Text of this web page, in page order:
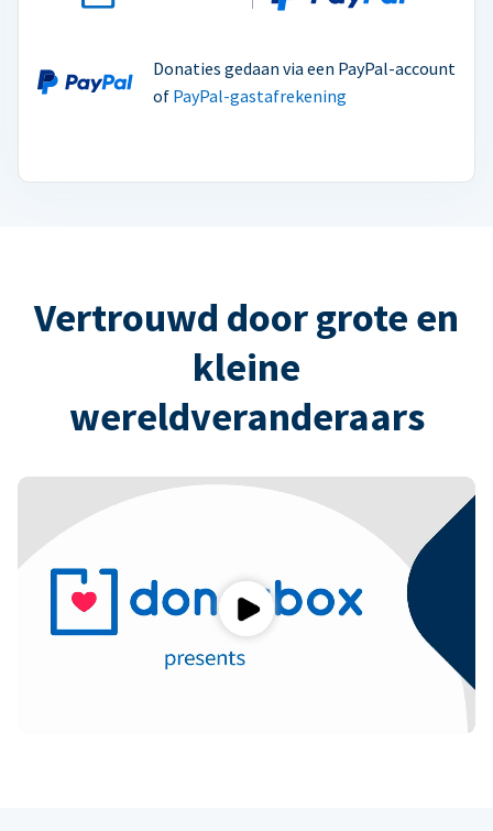
Donaties gedaan via een PayPal-account
of PayPal-gastafrekening
Vertrouwd door grote en
kleine
wereldveranderaars
Play